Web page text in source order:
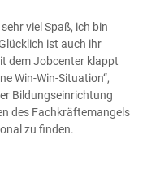
viel Spaß, ich bin
ist auch ihr
dem Jobcenter klappt
Win-Win-Situation“,
Bildungseinrichtung
des Fachkräftemangels
zu finden.